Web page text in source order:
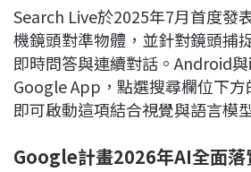
Search Live於2025年7月首度發
機鏡頭對準物體，並針對鏡頭捕
即時問答與連續對話。Android
Google App，點選搜尋欄位下方
即可啟動這項結合視覺與語言模
Google計畫2026年AI全面落